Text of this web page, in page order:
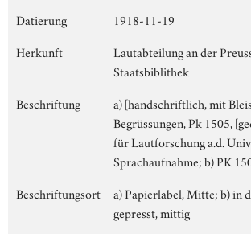
Datierung
1918-11-19
Herkunft
Lautabteilung an der
Staatsbiblithek
Beschriftung
a) [handschriftlich, mit
Begrüssungen, Pk 1505,
für Lautforschung a.d.
Sprachaufnahme; b) PK
Beschriftungsort
a) Papierlabel, Mitte; b) in
gepresst, mittig